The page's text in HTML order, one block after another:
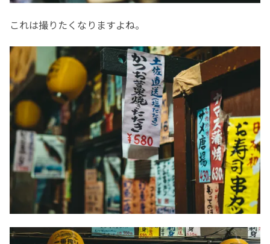
これは撮りたくなりますよね。